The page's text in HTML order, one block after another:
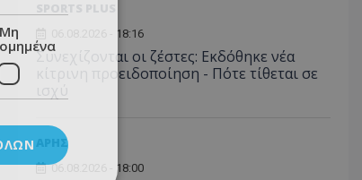
06.08.2026 - 18:16
Συνεχίζονται οι ζέστες: Εκδόθηκε νέα
κίτρινη προειδοποίηση - Πότε τίθεται σε
ΑΡΗΣ
06.08.2026 - 18:00
Μη